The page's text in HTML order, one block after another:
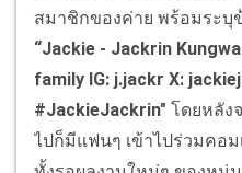
สมาชิกของค่าย พร้อมระบุ
“Jackie - Jackrin
family IG: j.jackr X:
#JackieJackrin" โดยหลัง
ไปก็มีแฟนๆ เข้าไปร่วมคอ